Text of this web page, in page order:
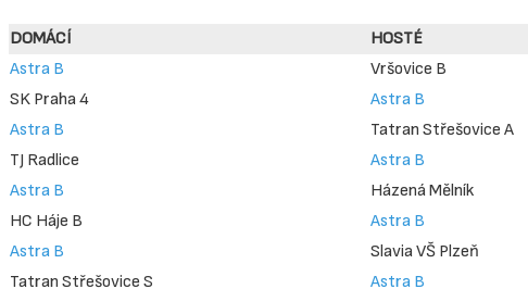
DOMÁCÍ HOSTÉ
Astra B
Vršovice B
SK Praha 4
Astra B
Astra B
Tatran Střešovice A
TJ Radlice
Astra B
Astra B
Házená Mělník
HC Háje B
Astra B
Astra B
Slavia VŠ Plzeň
Tatran Střešovice S
Astra B